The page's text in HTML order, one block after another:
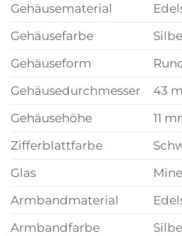
Gehäusematerial
Gehäusefarbe
Gehäuseform
Gehäusedurchmesser
43
Gehäusehöhe
11
Zifferblattfarbe
Glas
Armbandmaterial
Armbandfarbe